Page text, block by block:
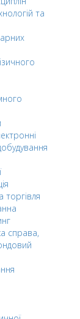
та
торгівля
справа,